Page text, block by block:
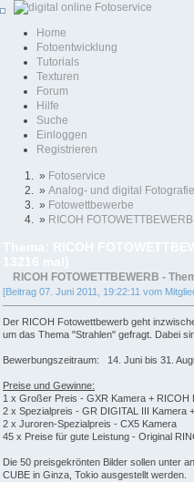
Home
Fotoentwicklung
Tutorials
Texturen
Forum
Hilfe
Suche
Einloggen
Registrieren
» Fotoservice
» Analog- und digital Fotografie
» Fotowettbewerbe
» RICOH
RICOH FOTOWETTBEWERB -
[Beitrag 07. Juni 2011, 19:22:11 vom
Der RICOH Fotowettbewerb geht
um das Thema "Strahlen" gefragt. Dabei
Bewerbungszeitraum: 14. Juni bis 31.
Preise und Gewinne:
1 x Großer Preis - GXR Kamera + RICOH
2 x Spezialpreis - GR DIGITAL III Kamera
2 x Juroren-Spezialpreis - CX5 Kamera
45 x Preise für gute Leistung - Original
Die 50 preisgekrönten Bilder sollen unter
CUBE in Ginza, Tokio ausgestellt werden.